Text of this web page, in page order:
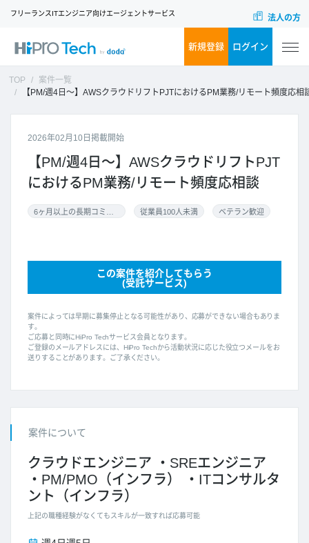
フリーランスITエンジニア向けエージェントサービス 法人の方
新規登録 ログイン
TOP
案件一覧
【PM/週4日～】AWSクラウドリフトPJTにおけるPM業務/リモート頻度応相
2026年02月10日掲載開始
【PM/週4日～】AWSクラウドリフトPJT
におけるPM業務/リモート頻度応相談
従業員100人未満 ベテラン歓迎
この案件を紹介してもらう
(受託サービス)
案件によっては早期に募集停止となる可能性があり、応募ができない場合もありま
す。
ご応募と同時にHiPro Techサービス会員となります。
ご登録のメールアドレスには、HiPro Techから活動状況に応じた役立つメールをお
送りすることがあります。ご了承ください。
案件について
クラウドエンジニア
SREエンジニア
PM/PMO（インフラ）
ITコンサルタ
ント（インフラ）
上記の職種経験がなくてもスキルが一致すれば応募可能